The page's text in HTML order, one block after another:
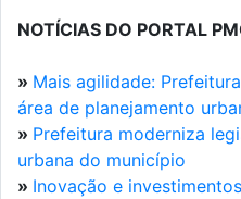
NOTÍCIAS DO PORTAL
» Mais agilidade:
área de planejamento
» Prefeitura moderniza
urbana do município
» Inovação e